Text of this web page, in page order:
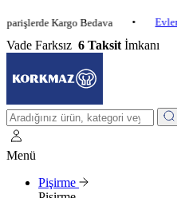
Kargo Bedava • Evlendiren
Vade Farksız 6 Taksit İmkanı
Menü
Pişirme